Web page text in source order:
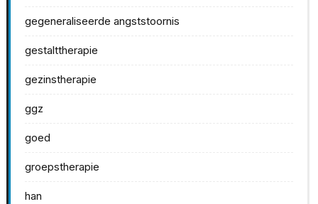
gegeneraliseerde angststoornis
gestalttherapie
gezinstherapie
ggz
goed
groepstherapie
han